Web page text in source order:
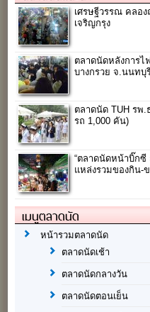
เศรษฐีวรรณ คลอ
เจริญกรุง
ตลาดนัดหลังการไ
บางกรวย จ.นนทบุ
ตลาดนัด TUH รพ.
รถ 1,000 คัน)
“ตลาดนัดหน้าบิ๊กซี
แหล่งรวมของกิน-
เมนูตลาดนัด
หน้ารวมตลาดนัด
ตลาดนัดเช้า
ตลาดนัดกลางวัน
ตลาดนัดตอนเย็น